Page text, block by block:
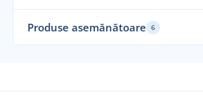
Recomandarea noastră
Produse asemănătoare 6